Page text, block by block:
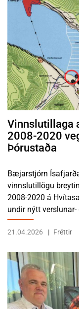
Vinnslutillaga
2008-2020
Þórustaða
Bæjarstjórn
vinnslutillögu
2008-2020 á
undir nýtt
21.04.2026 Fréttir
LESA FRÉTTINA
LESA FRÉTTINA